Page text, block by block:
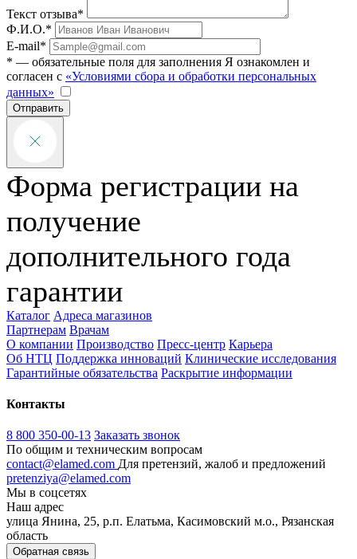
Текст отзыва*
Ф.И.О.*
E-mail*
* — обязательные поля для заполнения Я ознакомлен и
согласен с «Условиями сбора и обработки персональных
данных»
Отправить
Форма регистрации на
получение
дополнительного года
гарантии
Каталог Адреса магазинов
Партнерам Врачам
О компании Производство Пресс-центр Карьера
Об НТЦ Поддержка инноваций Клинические исследования
Гарантийные обязательства Раскрытие информации
Контакты
8 800 350-00-13 Заказать звонок
По общим и техническим вопросам
contact@elamed.com Для претензий, жалоб и предложений
pretenziya@elamed.com
Мы в соцсетях
Наш адрес
улица Янина, 25, р.п. Елатьма, Касимовский м.о., Рязанская
область
Обратная связь